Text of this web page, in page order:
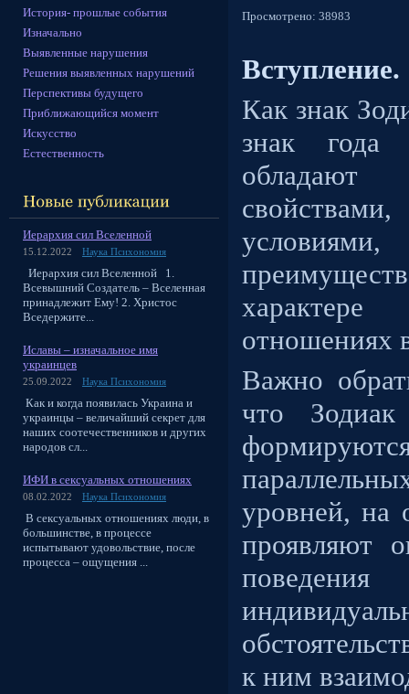
История- прошлые события
Изначально
Выявленные нарушения
Решения выявленных нарушений
Перспективы будущего
Приближающийся момент
Искусство
Естественность
Иерархия сил Вселенной
15.12.2022 Наука Психономия
Иерархия сил Вселенной 1.
Всевышний Создатель – Вселенная
принадлежит Ему! 2. Христос
Вседержите...
Иславы – изначальное имя
украинцев
25.09.2022 Наука Психономия
Как и когда появилась Украина и
украинцы – величайший секрет для
наших соотечественников и других
народов сл...
ИФИ в сексуальных отношениях
08.02.2022 Наука Психономия
В сексуальных отношениях люди, в
большинстве, в процессе
испытывают удовольствие, после
процесса – ощущения ...
Просмотрено: 38983
Вступление.
Как знак
знак года
обладают
отношениях
Важно
что
уровней, на
проявляют
к ним